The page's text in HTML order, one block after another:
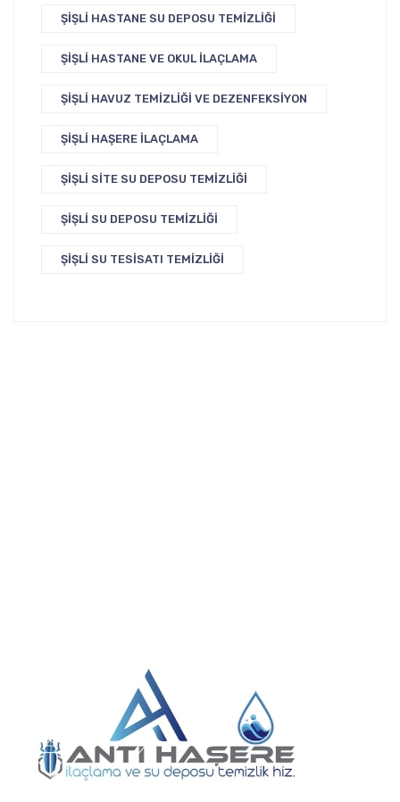
ŞIŞLI HASTANE SU DEPOSU TEMIZLIĞI
ŞIŞLI HASTANE VE OKUL İLAÇLAMA
ŞIŞLI HAVUZ TEMIZLIĞI VE DEZENFEKSIYON
ŞIŞLI HAŞERE İLAÇLAMA
ŞIŞLI SITE SU DEPOSU TEMIZLIĞI
ŞIŞLI SU DEPOSU TEMIZLIĞI
ŞIŞLI SU TESISATI TEMIZLIĞI